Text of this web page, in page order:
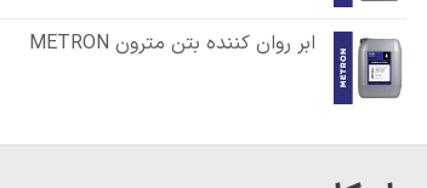
ابر روان کننده بتن مترون METRON